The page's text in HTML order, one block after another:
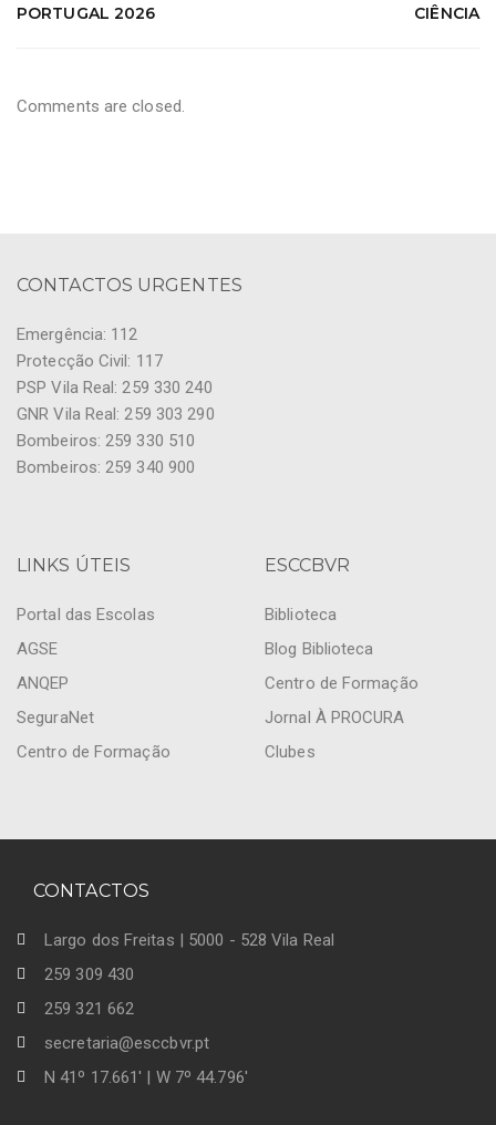
PORTUGAL 2026
CIÊNCIA
Comments are closed.
CONTACTOS URGENTES
Emergência: 112
Protecção Civil: 117
PSP Vila Real: 259 330 240
GNR Vila Real: 259 303 290
Bombeiros: 259 330 510
Bombeiros: 259 340 900
LINKS ÚTEIS
Portal das Escolas
AGSE
ANQEP
SeguraNet
Centro de Formação
ESCCBVR
Biblioteca
Blog Biblioteca
Centro de Formação
Jornal À PROCURA
Clubes
CONTACTOS
Largo dos Freitas | 5000 - 528 Vila Real
259 309 430
259 321 662
secretaria@esccbvr.pt
N 41º 17.661' | W 7º 44.796'